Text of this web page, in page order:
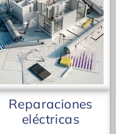
Reparaciones
eléctricas